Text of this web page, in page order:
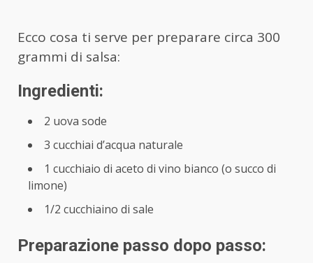
Ecco cosa ti serve per preparare circa 300
grammi di salsa:
Ingredienti:
2 uova sode
3 cucchiai d’acqua naturale
1 cucchiaio di aceto di vino bianco (o succo di
limone)
1/2 cucchiaino di sale
Preparazione passo dopo passo: